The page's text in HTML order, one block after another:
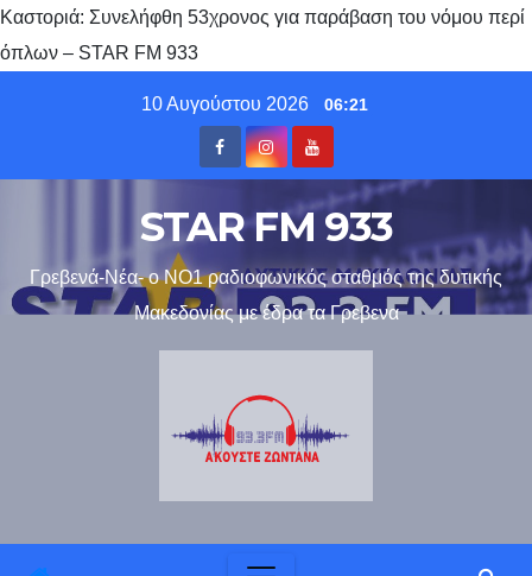
Καστοριά: Συνελήφθη 53χρονος για παράβαση του νόμου περί
όπλων – STAR FM 933
10 Αυγούστου 2026 06:21
STAR FM 933
Γρεβενά-Νέα- ο ΝΟ1 ραδιοφωνικός σταθμός της δυτικής
Μακεδονίας με έδρα τα Γρεβενα